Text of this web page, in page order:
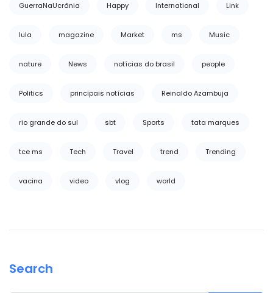
GuerraNaUcrânia Happy International Link
lula magazine Market ms Music
nature News notícias do brasil people
Politics principais notícias Reinaldo Azambuja
rio grande do sul sbt Sports tata marques
tce ms Tech Travel trend Trending
vacina video vlog world
Search